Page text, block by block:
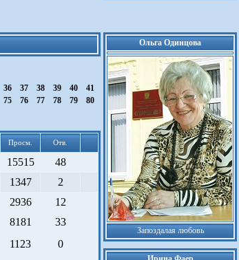
36 37 38 39 40
41
75 76 77 78 79
80
Просм. Отв.
15515 48
1347 2
2936 12
8181 33
1123 0
Ольга Одинцова
Запоздалая любовь